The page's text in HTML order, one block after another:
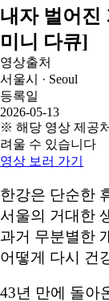
내자 벌어진
미니 다큐]
영상출처
서울시 · Seoul
등록일
2026-05-13
※ 해당 영상 제공
려울 수 있습니다
영상 보러 가기
한강은 단순한
서울의 거대한
과거 무분별한
어떻게 다시 건
43년 만에 돌아